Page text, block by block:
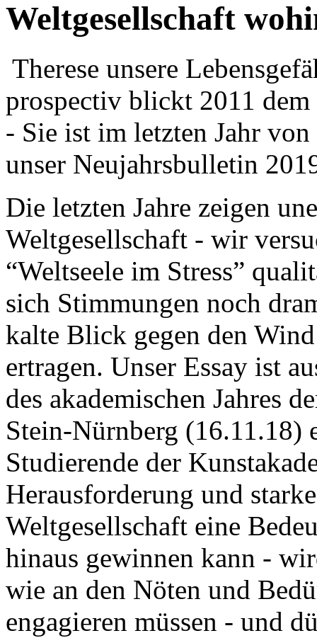
Weltgesellschaft
Therese unsere
prospectiv blickt 2011
- Sie ist im letzten Jahr
unser Neujahrsbulletin
Die letzten Jahre zeigen
Weltgesellschaft - wir
“Weltseele im Stress”
sich Stimmungen noch
kalte Blick gegen den
ertragen. Unser Essay ist
des akademischen Jahres
Stein-Nürnberg (16.11.18)
Studierende der
Herausforderung und
Weltgesellschaft eine
hinaus gewinnen kann -
wie an den Nöten und
engagieren müssen - und